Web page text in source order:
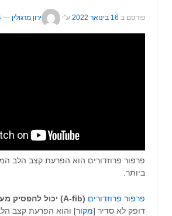
פורסם ב 16 בינואר 2022 ע"י ירון מרגולין —
4
פרפור פרוזדורים הוא הפרעת קצב הלב
ביותר.
פרפור פרוזדורים (A-fib) יכול להפסיק מעצמו.
דופק לא סדיר [מקור] והוא הפרעת קצב